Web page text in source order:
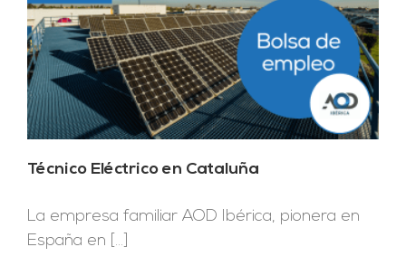
Técnico Eléctrico en Cataluña
La empresa familiar AOD Ibérica, pionera en
España en [...]